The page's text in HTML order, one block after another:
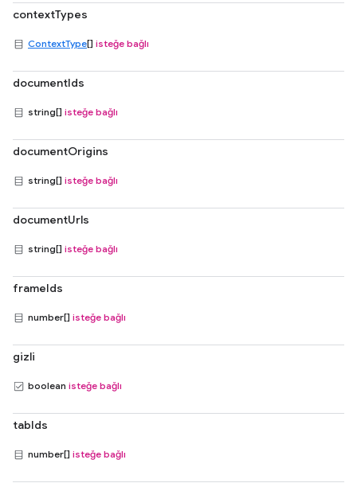
contextTypes
ContextType[] isteğe bağlı
documentIds
string[] isteğe bağlı
documentOrigins
string[] isteğe bağlı
documentUrls
string[] isteğe bağlı
frameIds
number[] isteğe bağlı
gizli
boolean isteğe bağlı
tabIds
number[] isteğe bağlı